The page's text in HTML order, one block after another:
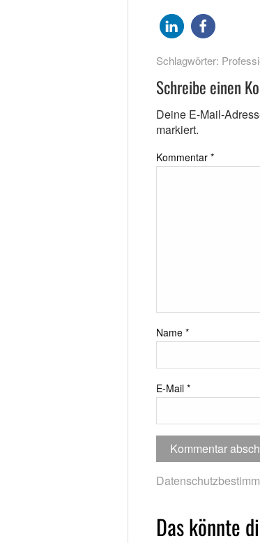
Schlagwörter:
Schreibe einen
Deine E-Mail-
markiert.
Kommentar *
Name *
E-Mail *
Das könnte